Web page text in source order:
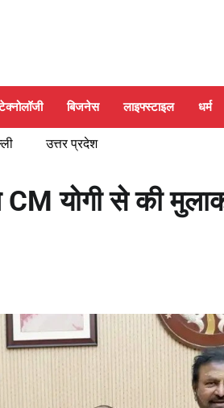
बिजनेस लाइफ्स्टाइल धर्म
उत्तर प्रदेश
CM योगी से की